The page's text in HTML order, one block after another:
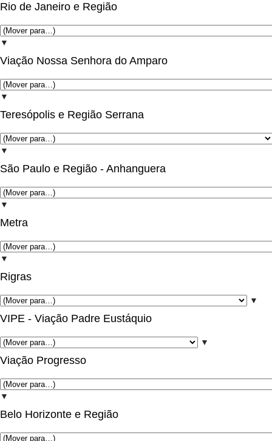
Rio de Janeiro e Região
▼
Viação Nossa Senhora do Amparo
▼
Teresópolis e Região Serrana
▼
São Paulo e Região - Anhanguera
▼
Metra
▼
Rigras
▼
VIPE - Viação Padre Eustáquio
▼
Viação Progresso
▼
Belo Horizonte e Região